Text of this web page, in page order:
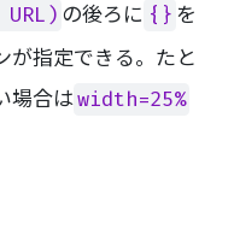
の後ろに {} を
が指定できる。たと
場合はwidth=25%